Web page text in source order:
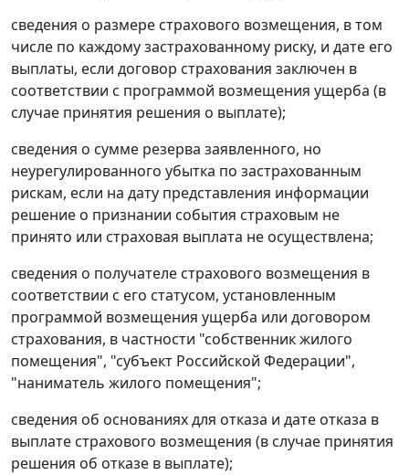
сведения о размере страхового возмещения, в том
числе по каждому застрахованному риску, и дате его
выплаты, если договор страхования заключен в
соответствии с программой возмещения ущерба (в
случае принятия решения о выплате);
сведения о сумме резерва заявленного, но
неурегулированного убытка по застрахованным
рискам, если на дату представления информации
решение о признании события страховым не
принято или страховая выплата не осуществлена;
сведения о получателе страхового возмещения в
соответствии с его статусом, установленным
программой возмещения ущерба или договором
страхования, в частности "собственник жилого
помещения", "субъект Российской Федерации",
"наниматель жилого помещения";
сведения об основаниях для отказа и дате отказа в
выплате страхового возмещения (в случае принятия
решения об отказе в выплате);